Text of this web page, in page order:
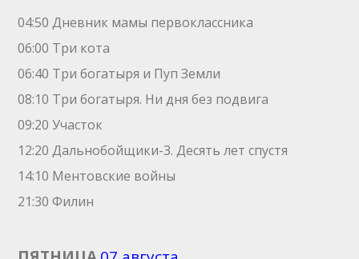
04:50 Дневник мамы первоклассника
06:00 Три кота
06:40 Три богатыря и Пуп Земли
08:10 Три богатыря. Ни дня без подвига
09:20 Участок
12:20 Дальнобойщики-3. Десять лет спустя
14:10 Ментовские войны
21:30 Филин